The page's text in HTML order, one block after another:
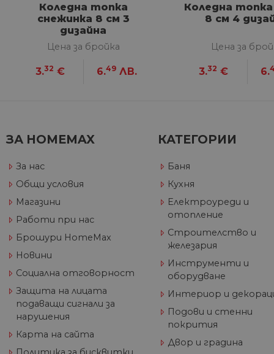
Коледна топка
снежинка 8 см 3
дизайна
Цена за бройка
3.32 € 6.49 ЛВ.
Коледна топка
8 см 4
Цена за
3.32 € 6.
ЗА HOMEMAX
За нас
Общи условия
Магазини
Работи при нас
Брошури HomeMax
Новини
Социална отговорност
Защита на лицата
подаващи сигнали за
нарушения
Карта на сайта
КАТЕГОРИИ
Баня
Кухня
Електроуреди и
отопление
Строителство и
железария
Инструменти и
оборудване
Интериор и
Подови и стенни
покрития
Двор и градина
Строго
Строго необходимите
G_ENABLED_IDPS
CookieScriptConsent
Име
__utmb
Име
Име
GeneralAppGenSession